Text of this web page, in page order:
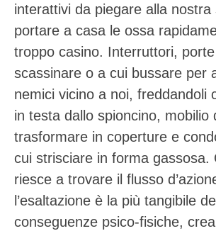
interattivi da piegare alla
portare a casa le ossa
troppo casino. Interruttori,
scassinare o a cui bussare per
nemici vicino a noi, freddandoli
in testa dallo spioncino, mobilio
trasformare in coperture e
cui strisciare in forma gassosa.
riesce a trovare il flusso
l’esaltazione è la più tangibile
conseguenze psico-fisiche,